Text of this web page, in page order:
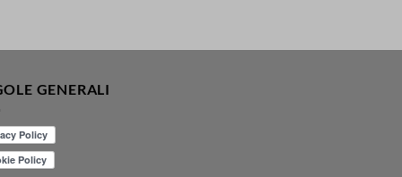
GENERALI